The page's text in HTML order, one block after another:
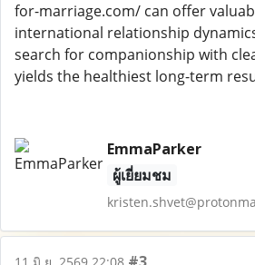
for-marriage.com/ can offer
international relationship
search for companionship with
yields the healthiest long-term
EmmaParker
ผู้เยี่ยมชม